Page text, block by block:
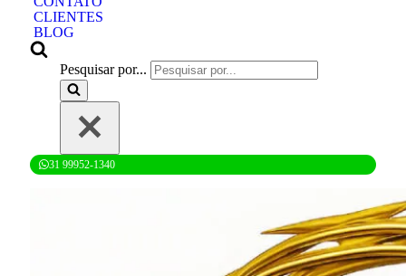
CLIENTES
BLOG
Pesquisar por...
31 99952-1340